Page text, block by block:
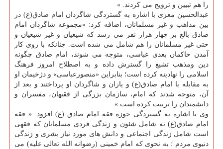
را هم تبیین و ترویج می كردند. »
عبدالحسین معزی با اشاره به گستردگی شاگردان امام صادق(ع) در
بین مذاهب و غیر مسلمانان، اضافه كرد: «مجموعه شاگردان امام
صادق بالغ بر چهار هزار نفر می رسد كه شیعیان و غیر شیعیان و
حتی غیر مسلمانان را هم شامل می شده است. چنانكه با روی كار
آمدن حاكمان بعدی عباسی، متوجه می شوند، امام صادق چگونه
دین ومذهب تشیع را گسترش داده و به اصطلاح امروز فرهنگ
اسلامی را نهادینه كرده است؛ بنابراین «منصورعباسی» و دژخیمان او
به مقابله با امام صادق(ع) و یاران و شاگردان او پرداختند و بعد از
آن، متوجه شدند كه امام، سازمان بزرگی از فقیهان، مفسران و
دانشمندان را تربیت كرده است.»
وی با اشاره به گستردگی حوزه فقه امام صادق (ع) افزود: « فقه
امام صادق(ع) نه شامل شئون و زندگی فردی مسلمانان كه فقهی
است شامل زندگی اجتماعی و دانش های مورد نیاز بشری و زندگی
دنیوی مردم ؛ به نحوی كه امام خمینی (رضوانه الله تعالی علیه) می